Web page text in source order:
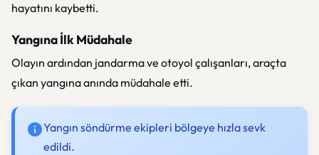
hayatını kaybetti.
Yangına İlk Müdahale
Olayın ardından jandarma ve otoyol çalışanları, araçta
çıkan yangına anında müdahale etti.
Yangın söndürme ekipleri bölgeye hızla sevk
edildi.